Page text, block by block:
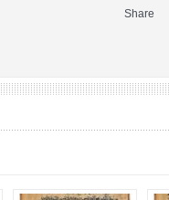
Share